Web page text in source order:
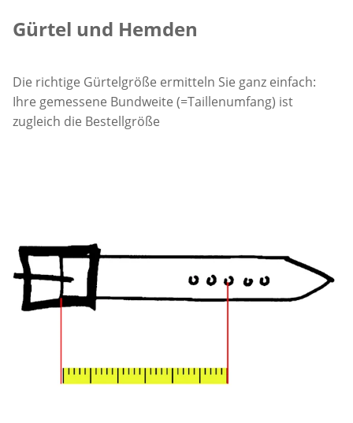
Gürtel und Hemden
Die richtige Gürtelgröße ermitteln Sie ganz einfach:
Ihre gemessene Bundweite (=Taillenumfang) ist
zugleich die Bestellgröße